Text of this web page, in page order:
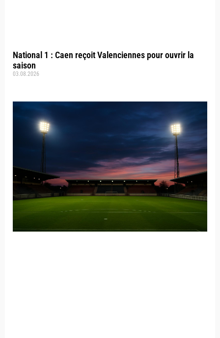
National 1 : Caen reçoit Valenciennes pour ouvrir la
saison
03.08.2026